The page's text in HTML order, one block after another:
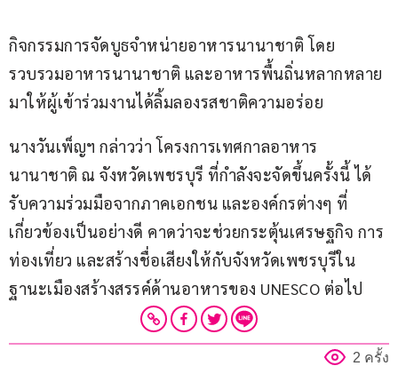
กิจกรรมการจัดบูธจำหน่ายอาหารนานาชาติ โดย
รวบรวมอาหารนานาชาติ และอาหารพื้นถิ่นหลากหลาย
มาให้ผู้เข้าร่วมงานได้ลิ้มลองรสชาติความอร่อย
นางวันเพ็ญฯ กล่าวว่า โครงการเทศกาลอาหาร
นานาชาติ ณ จังหวัดเพชรบุรี ที่กำลังจะจัดขึ้นครั้งนี้ ได้
รับความร่วมมือจากภาคเอกชน และองค์กรต่างๆ ที่
เกี่ยวข้องเป็นอย่างดี คาดว่าจะช่วยกระตุ้นเศรษฐกิจ การ
ท่องเที่ยว และสร้างชื่อเสียงให้กับจังหวัดเพชรบุรีใน
ฐานะเมืองสร้างสรรค์ด้านอาหารของ UNESCO ต่อไป
2 ครั้ง